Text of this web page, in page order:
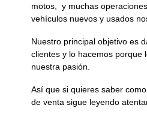
motos, y muchas
vehículos nuevos y usados
Nuestro principal objetivo es
clientes y lo hacemos porque
nuestra pasión.
Así que si quieres saber
de venta sigue leyendo